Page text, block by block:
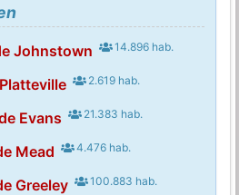
Johnstown 14.896 hab.
2.619 hab.
Evans 21.383 hab.
Mead 4.476 hab.
Greeley 100.883 hab.